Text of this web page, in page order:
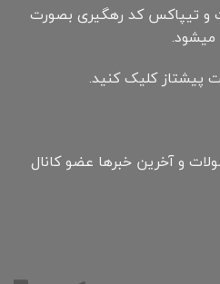
و تیپاکس کد رهگیری بصورت
میشود.
پیشتاز کلیک کنید.
و آخرین خبرها عضو کانال